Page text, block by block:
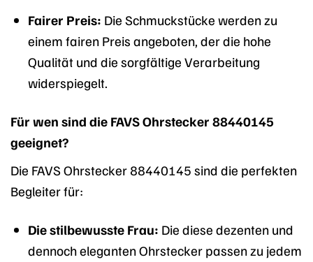
Fairer Preis: Die Schmuckstücke werden zu
einem fairen Preis angeboten, der die hohe
Qualität und die sorgfältige Verarbeitung
widerspiegelt.
Für wen sind die FAVS Ohrstecker 88440145
geeignet?
Die FAVS Ohrstecker 88440145 sind die perfekten
Begleiter für:
Die stilbewusste Frau: Die diese dezenten und
dennoch eleganten Ohrstecker passen zu jedem